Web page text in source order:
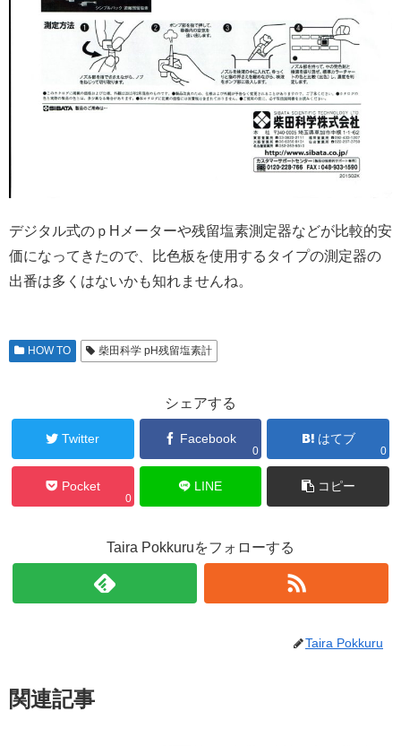
デジタル式のｐHメーターや残留塩素測定器などが比較的安
価になってきたので、比色板を使用するタイプの測定器の
出番は多くはないかも知れませんね。
HOW TO 柴田科学 pH残留塩素計
シェアする
Twitter Facebook
0
はてブ
0
Pocket
0
LINE コピー
Taira Pokkuruをフォローする
Taira Pokkuru
関連記事